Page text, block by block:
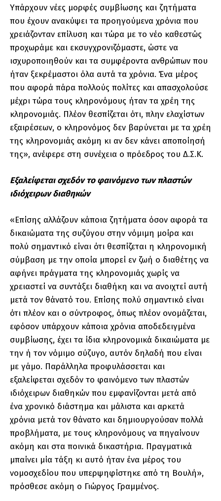
Υπάρχουν νέες μορφές συμβίωσης και ζητήματα
που έχουν ανακύψει τα προηγούμενα χρόνια που
χρειάζονταν επίλυση και τώρα με το νέο καθεστώς
προχωράμε και εκσυγχρονιζόμαστε, ώστε να
ισχυροποιηθούν και τα συμφέροντα ανθρώπων που
ήταν ξεκρέμαστοι όλα αυτά τα χρόνια. Ένα μέρος
που αφορά πάρα πολλούς πολίτες και απασχολούσε
μέχρι τώρα τους κληρονόμους ήταν τα χρέη της
κληρονομιάς. Πλέον θεσπίζεται ότι, πλην ελαχίστων
εξαιρέσεων, ο κληρονόμος δεν βαρύνεται με τα χρέη
της κληρονομιάς ακόμη κι αν δεν κάνει αποποίησή
της», ανέφερε στη συνέχεια ο πρόεδρος του Δ.Σ.Κ.
Εξαλείφεται σχεδόν το φαινόμενο των πλαστών
ιδιόχειρων διαθηκών
«Επίσης αλλάζουν κάποια ζητήματα όσον αφορά τα
δικαιώματα της συζύγου στην νόμιμη μοίρα και
πολύ σημαντικό είναι ότι θεσπίζεται η κληρονομική
σύμβαση με την οποία μπορεί εν ζωή ο διαθέτης να
αφήνει πράγματα της κληρονομιάς χωρίς να
χρειαστεί να συντάξει διαθήκη και να ανοιχτεί αυτή
μετά τον θάνατό του. Επίσης πολύ σημαντικό είναι
ότι πλέον και ο σύντροφος, όπως πλέον ονομάζεται,
εφόσον υπάρχουν κάποια χρόνια αποδεδειγμένα
συμβίωσης, έχει τα ίδια κληρονομικά δικαιώματα με
την ή τον νόμιμο σύζυγο, αυτόν δηλαδή που είναι
με γάμο. Παράλληλα προφυλάσσεται και
εξαλείφεται σχεδόν το φαινόμενο των πλαστών
ιδιόχειρων διαθηκών που εμφανίζονται μετά από
ένα χρονικό διάστημα και μάλιστα και αρκετά
χρόνια μετά τον θάνατο και δημιουργούσαν πολλά
προβλήματα, με τους κληρονόμους να πηγαίνουν
ακόμη και στα ποινικά δικαστήρια. Πραγματικά
μπαίνει μία τάξη κι αυτό ήταν ένα μέρος του
νομοσχεδίου που υπερψηφίστηκε από τη Βουλή»,
πρόσθεσε ακόμη ο Γιώργος Γραμμένος.